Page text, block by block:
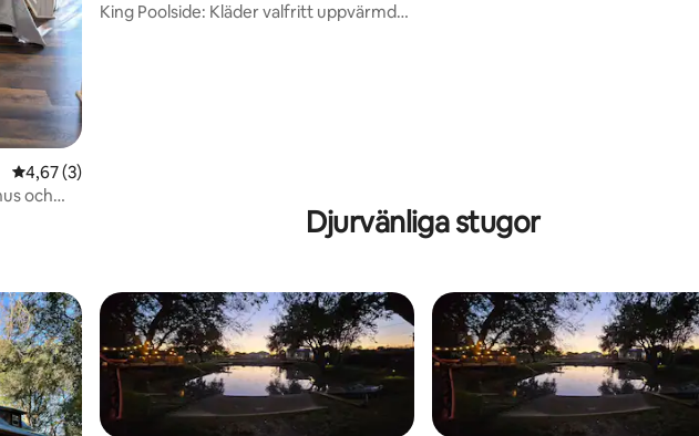
4,67 av 5 i genomsnittligt betyg, 3 omdömen
4,67 (3)
och
King Poolside: Kläder valfritt uppvärmd
Djurvänliga stugor